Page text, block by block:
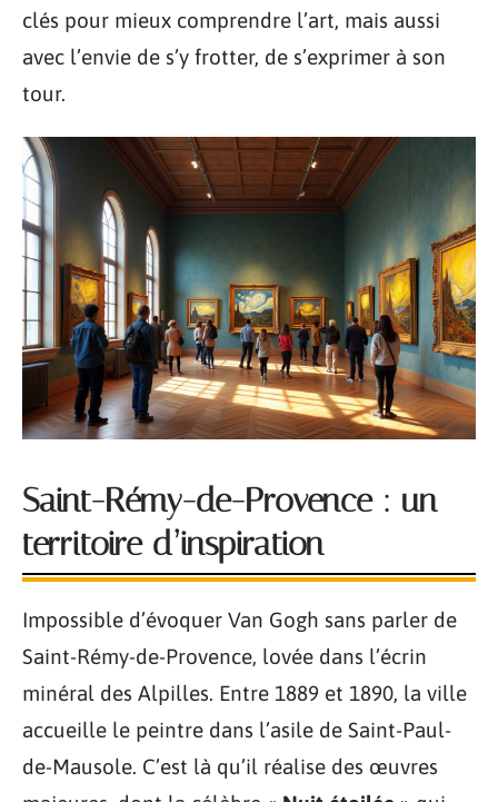
clés pour mieux comprendre l’art, mais aussi
avec l’envie de s’y frotter, de s’exprimer à son
tour.
Saint-Rémy-de-Provence : un
territoire d’inspiration
Impossible d’évoquer Van Gogh sans parler de
Saint-Rémy-de-Provence, lovée dans l’écrin
minéral des Alpilles. Entre 1889 et 1890, la ville
accueille le peintre dans l’asile de Saint-Paul-
de-Mausole. C’est là qu’il réalise des œuvres